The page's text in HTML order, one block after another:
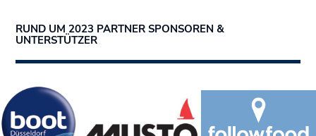
RUND UM 2023 PARTNER SPONSOREN &
UNTERSTÜTZER